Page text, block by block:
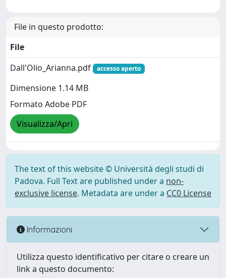
File in questo prodotto:
File
Dall'Olio_Arianna.pdf
accesso aperto
Dimensione 1.14 MB
Formato Adobe PDF
Visualizza/Apri
The text of this website © Università degli studi di
Padova. Full Text are published under a non-
exclusive license. Metadata are under a CC0 License
Informazioni
Utilizza questo identificativo per citare o creare un
link a questo documento: